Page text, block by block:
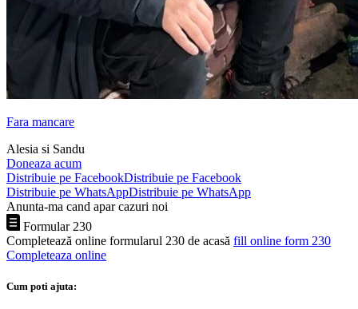
Fara mancare
Alesia si Sandu
Doneaza acum
Distribuie pe FacebookDistribuie pe Facebook
Distribuie pe WhatsAppDistribuie pe WhatsApp
Anunta-ma cand apar cazuri noi
Formular 230
Completează online formularul 230 de acasă fill online form 230
Completeaza online
Cum poti ajuta: